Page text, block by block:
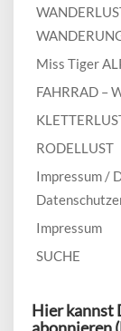
Miss Tiger
FAHRRAD –
RODELLUST
Impressum /
Impressum
SUCHE
Hier kannst